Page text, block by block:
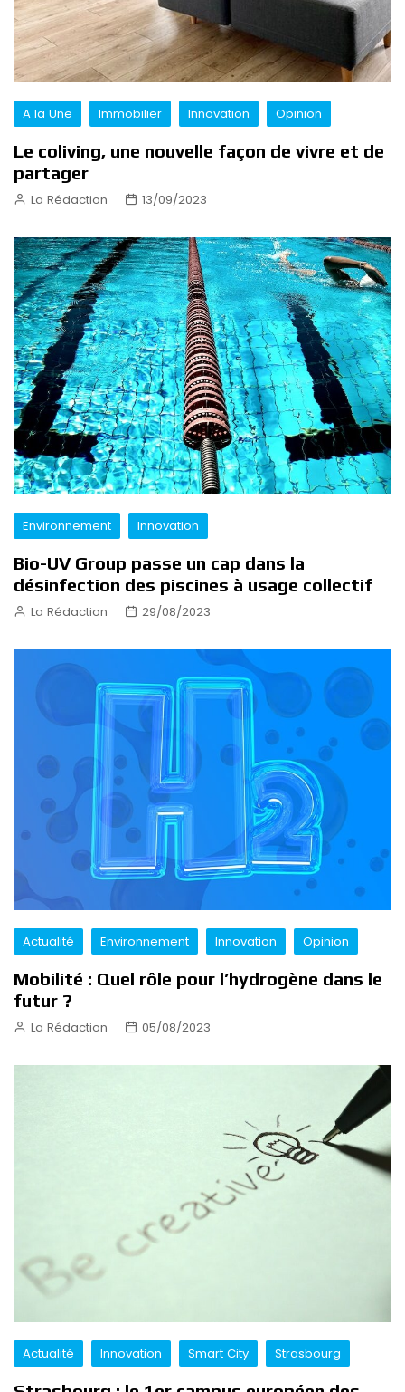
A la Une Immobilier Innovation Opinion
Le coliving, une nouvelle façon de vivre et de
partager
La Rédaction 13/09/2023
Environnement Innovation
Bio-UV Group passe un cap dans la
désinfection des piscines à usage collectif
La Rédaction 29/08/2023
Actualité Environnement Innovation Opinion
Mobilité : Quel rôle pour l’hydrogène dans le
futur ?
La Rédaction 05/08/2023
Actualité Innovation Smart City Strasbourg